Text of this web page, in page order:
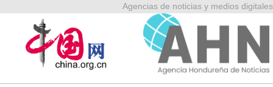
Agencias de noticias y medios digitales